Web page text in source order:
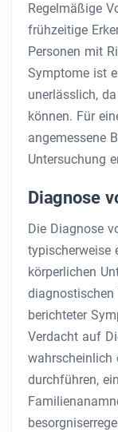
Regelmäßige
frühzeitige
Personen mit
Symptome ist
unerlässlich,
können. Für
angemessene
Untersuchung
Diagnose
Die Diagnose
typischerweise
körperlichen
diagnostischen
berichteter
Verdacht auf
wahrscheinlich
durchführen,